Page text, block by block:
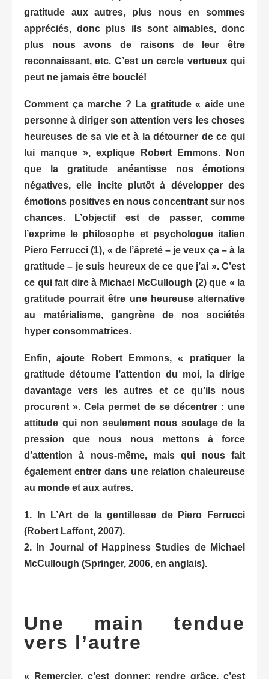
gratitude aux autres, plus nous en sommes
appréciés, donc plus ils sont aimables, donc
plus nous avons de raisons de leur être
reconnaissant, etc. C’est un cercle vertueux qui
peut ne jamais être bouclé!
Comment ça marche ? La gratitude « aide une
personne à diriger son attention vers les choses
heureuses de sa vie et à la détourner de ce qui
lui manque », explique Robert Emmons. Non
que la gratitude anéantisse nos émotions
négatives, elle incite plutôt à développer des
émotions positives en nous concentrant sur nos
chances. L’objectif est de passer, comme
l’exprime le philosophe et psychologue italien
Piero Ferrucci (1), « de l’âpreté – je veux ça – à la
gratitude – je suis heureux de ce que j’ai ». C’est
ce qui fait dire à Michael McCullough (2) que « la
gratitude pourrait être une heureuse alternative
au matérialisme, gangrène de nos sociétés
hyper consommatrices.
Enfin, ajoute Robert Emmons, « pratiquer la
gratitude détourne l’attention du moi, la dirige
davantage vers les autres et ce qu’ils nous
procurent ». Cela permet de se décentrer : une
attitude qui non seulement nous soulage de la
pression que nous nous mettons à force
d’attention à nous-même, mais qui nous fait
également entrer dans une relation chaleureuse
au monde et aux autres.
1. In L’Art de la gentillesse de Piero Ferrucci
(Robert Laffont, 2007).
2. In Journal of Happiness Studies de Michael
McCullough (Springer, 2006, en anglais).
Une main tendue
vers l’autre
« Remercier, c’est donner; rendre grâce, c’est